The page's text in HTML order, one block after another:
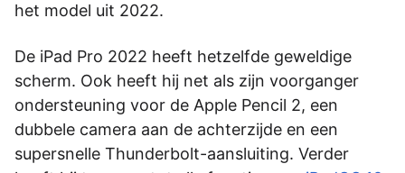
het model uit 2022.
De iPad Pro 2022 heeft hetzelfde geweldige
scherm. Ook heeft hij net als zijn voorganger
ondersteuning voor de Apple Pencil 2, een
dubbele camera aan de achterzijde en een
supersnelle Thunderbolt-aansluiting. Verder